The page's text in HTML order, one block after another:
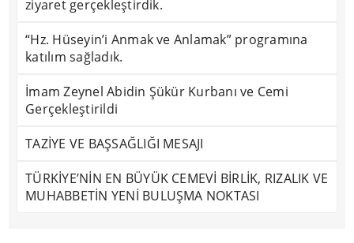
ziyaret gerçekleştirdik.
“Hz. Hüseyin’i Anmak ve Anlamak” programına
katılım sağladık.
İmam Zeynel Abidin Şükür Kurbanı ve Cemi
Gerçekleştirildi
TAZİYE VE BAŞSAĞLIĞI MESAJI
TÜRKİYE’NİN EN BÜYÜK CEMEVİ BİRLİK, RIZALIK VE
MUHABBETİN YENİ BULUŞMA NOKTASI